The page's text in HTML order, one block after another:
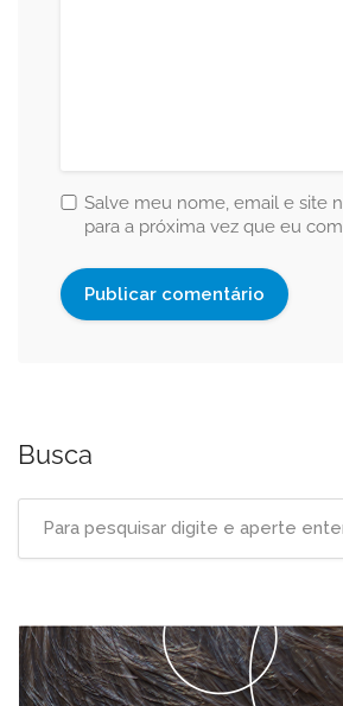
Salve meu nome, email e site
para a próxima vez que eu
Busca